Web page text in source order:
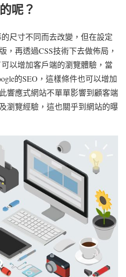
呢？
尺寸不同而去改變，但在設定
，再透過CSS技術下去做佈局，
以增加客戶端的瀏覽體驗，當
的SEO，這樣條件也可以增加
響應式網站不單單影響到顧客端
瀏覽經驗，這也關乎到網站的曝